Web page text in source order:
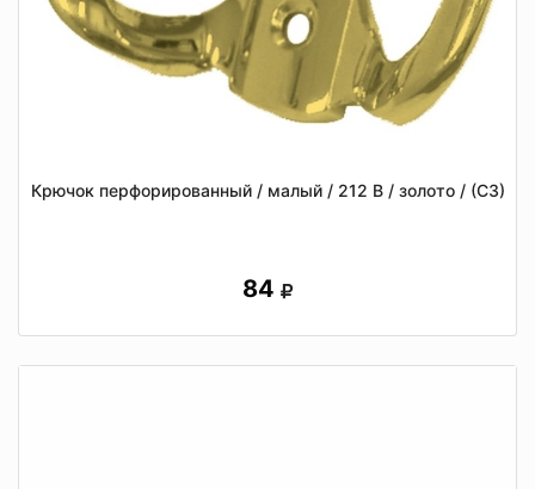
Крючок перфорированный / малый / 212 В / золото / (СЗ)
84